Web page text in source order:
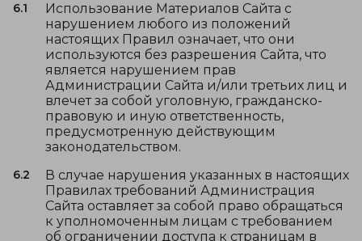
6.1
Использование Материалов Сайта с
нарушением любого из положений
настоящих Правил означает, что они
используются без разрешения Сайта, что
является нарушением прав
Администрации Сайта и/или третьих лиц и
влечет за собой уголовную, гражданско-
правовую и иную ответственность,
предусмотренную действующим
законодательством.
6.2
В случае нарушения указанных в настоящих
Правилах требований Администрация
Сайта оставляет за собой право обращаться
к уполномоченным лицам с требованием
об ограничении доступа к страницам в